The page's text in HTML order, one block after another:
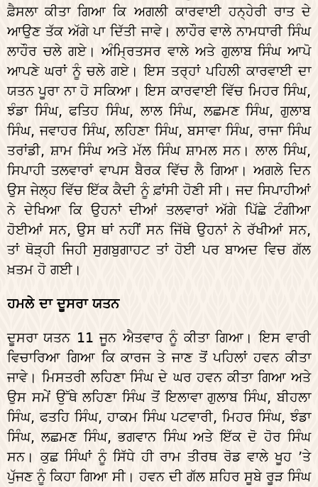
ਫ਼ੈਸਲਾ ਕੀਤਾ ਗਿਆ ਕਿ ਅਗਲੀ ਕਾਰਵਾਈ ਹਨ੍ਹੇਰੀ ਰਾਤ ਦੇ
ਆਉਣ ਤੱਕ ਅੱਗੇ ਪਾ ਦਿੱਤੀ ਜਾਵੇ। ਲਾਹੌਰ ਵਾਲੇ ਨਾਮਧਾਰੀ ਸਿੰਘ
ਲਾਹੌਰ ਚਲੇ ਗਏ। ਅੰਮ੍ਰਿਤਸਰ ਵਾਲੇ ਅਤੇ ਗੁਲਾਬ ਸਿੰਘ ਆਪੋ
ਆਪਣੇ ਘਰਾਂ ਨੂੰ ਚਲੇ ਗਏ। ਇਸ ਤਰ੍ਹਾਂ ਪਹਿਲੀ ਕਾਰਵਾਈ ਦਾ
ਯਤਨ ਪੂਰਾ ਨਾ ਹੋ ਸਕਿਆ। ਇਸ ਕਾਰਵਾਈ ਵਿੱਚ ਮਿਹਰ ਸਿੰਘ,
ਝੰਡਾ ਸਿੰਘ, ਫਤਿਹ ਸਿੰਘ, ਲਾਲ ਸਿੰਘ, ਲਛਮਣ ਸਿੰਘ, ਗੁਲਾਬ
ਸਿੰਘ, ਜਵਾਹਰ ਸਿੰਘ, ਲਹਿਣਾ ਸਿੰਘ, ਬਸਾਵਾ ਸਿੰਘ, ਰਾਜਾ ਸਿੰਘ
ਤਰਾਂਡੀ, ਸ਼ਾਮ ਸਿੰਘ ਅਤੇ ਮੱਲ ਸਿੰਘ ਸ਼ਾਮਲ ਸਨ। ਲਾਲ ਸਿੰਘ,
ਸਿਪਾਹੀ ਤਲਵਾਰਾਂ ਵਾਪਸ ਬੈਰਕ ਵਿੱਚ ਲੈ ਗਿਆ। ਅਗਲੇ ਦਿਨ
ਉਸ ਜੇਲ੍ਹ ਵਿੱਚ ਇੱਕ ਕੈਦੀ ਨੂੰ ਫ਼ਾਂਸੀ ਹੋਣੀ ਸੀ। ਜਦ ਸਿਪਾਹੀਆਂ
ਨੇ ਦੇਖਿਆ ਕਿ ਉਹਨਾਂ ਦੀਆਂ ਤਲਵਾਰਾਂ ਅੱਗੇ ਪਿੱਛੇ ਟੰਗੀਆ
ਹੋਈਆਂ ਸਨ, ਉਸ ਥਾਂ ਨਹੀਂ ਸਨ ਜਿੱਥੇ ਉਹਨਾਂ ਨੇ ਰੱਖੀਆਂ ਸਨ,
ਤਾਂ ਥੋੜ੍ਹੀ ਜਿਹੀ ਸੁਗਬੁਗਾਹਟ ਤਾਂ ਹੋਈ ਪਰ ਬਾਅਦ ਵਿਚ ਗੱਲ
ਖ਼ਤਮ ਹੋ ਗਈ।
ਹਮਲੇ ਦਾ ਦੂਸਰਾ ਯਤਨ
ਦੂਸਰਾ ਯਤਨ 11 ਜੂਨ ਐਤਵਾਰ ਨੂੰ ਕੀਤਾ ਗਿਆ। ਇਸ ਵਾਰੀ
ਵਿਚਾਰਿਆ ਗਿਆ ਕਿ ਕਾਰਜ ਤੇ ਜਾਣ ਤੋਂ ਪਹਿਲਾਂ ਹਵਨ ਕੀਤਾ
ਜਾਵੇ। ਮਿਸਤਰੀ ਲਹਿਣਾ ਸਿੰਘ ਦੇ ਘਰ ਹਵਨ ਕੀਤਾ ਗਿਆ ਅਤੇ
ਉਸ ਸਮੇਂ ਉੱਥੇ ਲਹਿਣਾ ਸਿੰਘ ਤੋਂ ਇਲਾਵਾ ਗੁਲਾਬ ਸਿੰਘ, ਬੀਹਲਾ
ਸਿੰਘ, ਫਤਹਿ ਸਿੰਘ, ਹਾਕਮ ਸਿੰਘ ਪਟਵਾਰੀ, ਮਿਹਰ ਸਿੰਘ, ਝੰਡਾ
ਸਿੰਘ, ਲਛਮਣ ਸਿੰਘ, ਭਗਵਾਨ ਸਿੰਘ ਅਤੇ ਇੱਕ ਦੋ ਹੋਰ ਸਿੰਘ
ਸਨ। ਕੁਛ ਸਿੰਘਾਂ ਨੂੰ ਸਿੱਧੇ ਹੀ ਰਾਮ ਤੀਰਥ ਰੋਡ ਵਾਲੇ ਖੂਹ ’ਤੇ
ਪੁੱਜਣ ਨੂੰ ਕਿਹਾ ਗਿਆ ਸੀ। ਹਵਨ ਦੀ ਗੱਲ ਸ਼ਹਿਰ ਸੂਬੇ ਰੂੜ ਸਿੰਘ